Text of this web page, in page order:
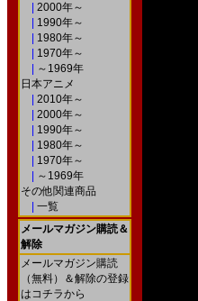
2000年～
1990年～
1980年～
1970年～
～1969年
日本アニメ
2010年～
2000年～
1990年～
1980年～
1970年～
～1969年
その他関連商品
一覧
メールマガジン購読＆
解除
メールマガジン購読
（無料）＆解除の登録
はコチラから